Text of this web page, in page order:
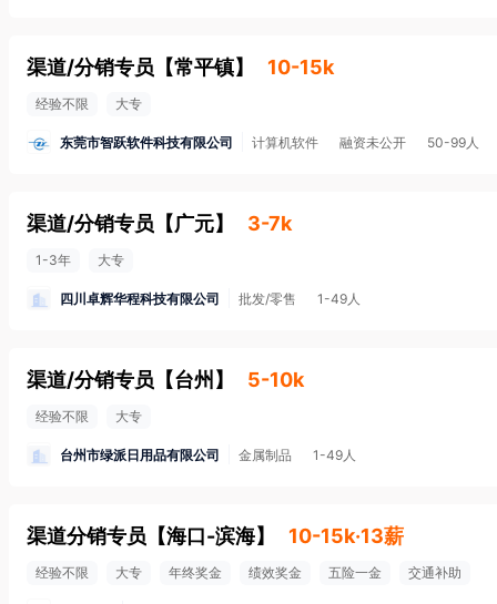
渠道/分销专员 【常平镇】 10-15k
经验不限 大专
东莞市智跃软件科技有限公司 计算机软件 融资未公开 50-99人
渠道/分销专员 【广元】 3-7k
1-3年 大专
四川卓辉华程科技有限公司 批发/零售 1-49人
渠道/分销专员 【台州 】 5-10k
经验不限 大专
台州市绿派日用品有限公司 金属制品 1-49人
渠道分销专员 【海口-滨海】 10-15k·13薪
经验不限 大专 年终奖金 绩效奖金 五险一金 交通补助